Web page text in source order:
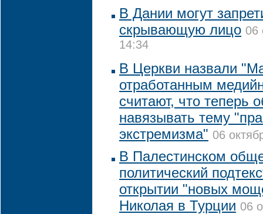
В Дании могут
скрывающую лицо 06
14:34
В Церкви назвали
отработанным
считают, что теперь
навязывать тему
экстремизма" 06
В Палестинском
политический
открытии "новых
Николая в Турции 06